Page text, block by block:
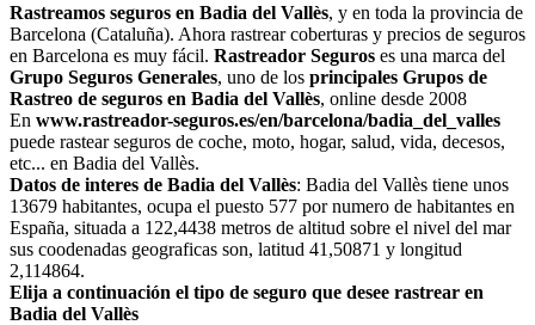
Rastreamos seguros en Badia del Vallès, y en toda la provincia de
Barcelona (Cataluña). Ahora rastrear coberturas y precios de seguros
en Barcelona es muy fácil. Rastreador Seguros es una marca del
Grupo Seguros Generales, uno de los principales Grupos de
Rastreo de seguros en Badia del Vallès, online desde 2008
En www.rastreador-seguros.es/en/barcelona/badia_del_valles
puede rastear seguros de coche, moto, hogar, salud, vida, decesos,
etc... en Badia del Vallès.
Datos de interes de Badia del Vallès: Badia del Vallès tiene unos
13679 habitantes, ocupa el puesto 577 por numero de habitantes en
España, situada a 122,4438 metros de altitud sobre el nivel del mar
sus coodenadas geograficas son, latitud 41,50871 y longitud
2,114864.
Elija a continuación el tipo de seguro que desee rastrear en
Badia del Vallès